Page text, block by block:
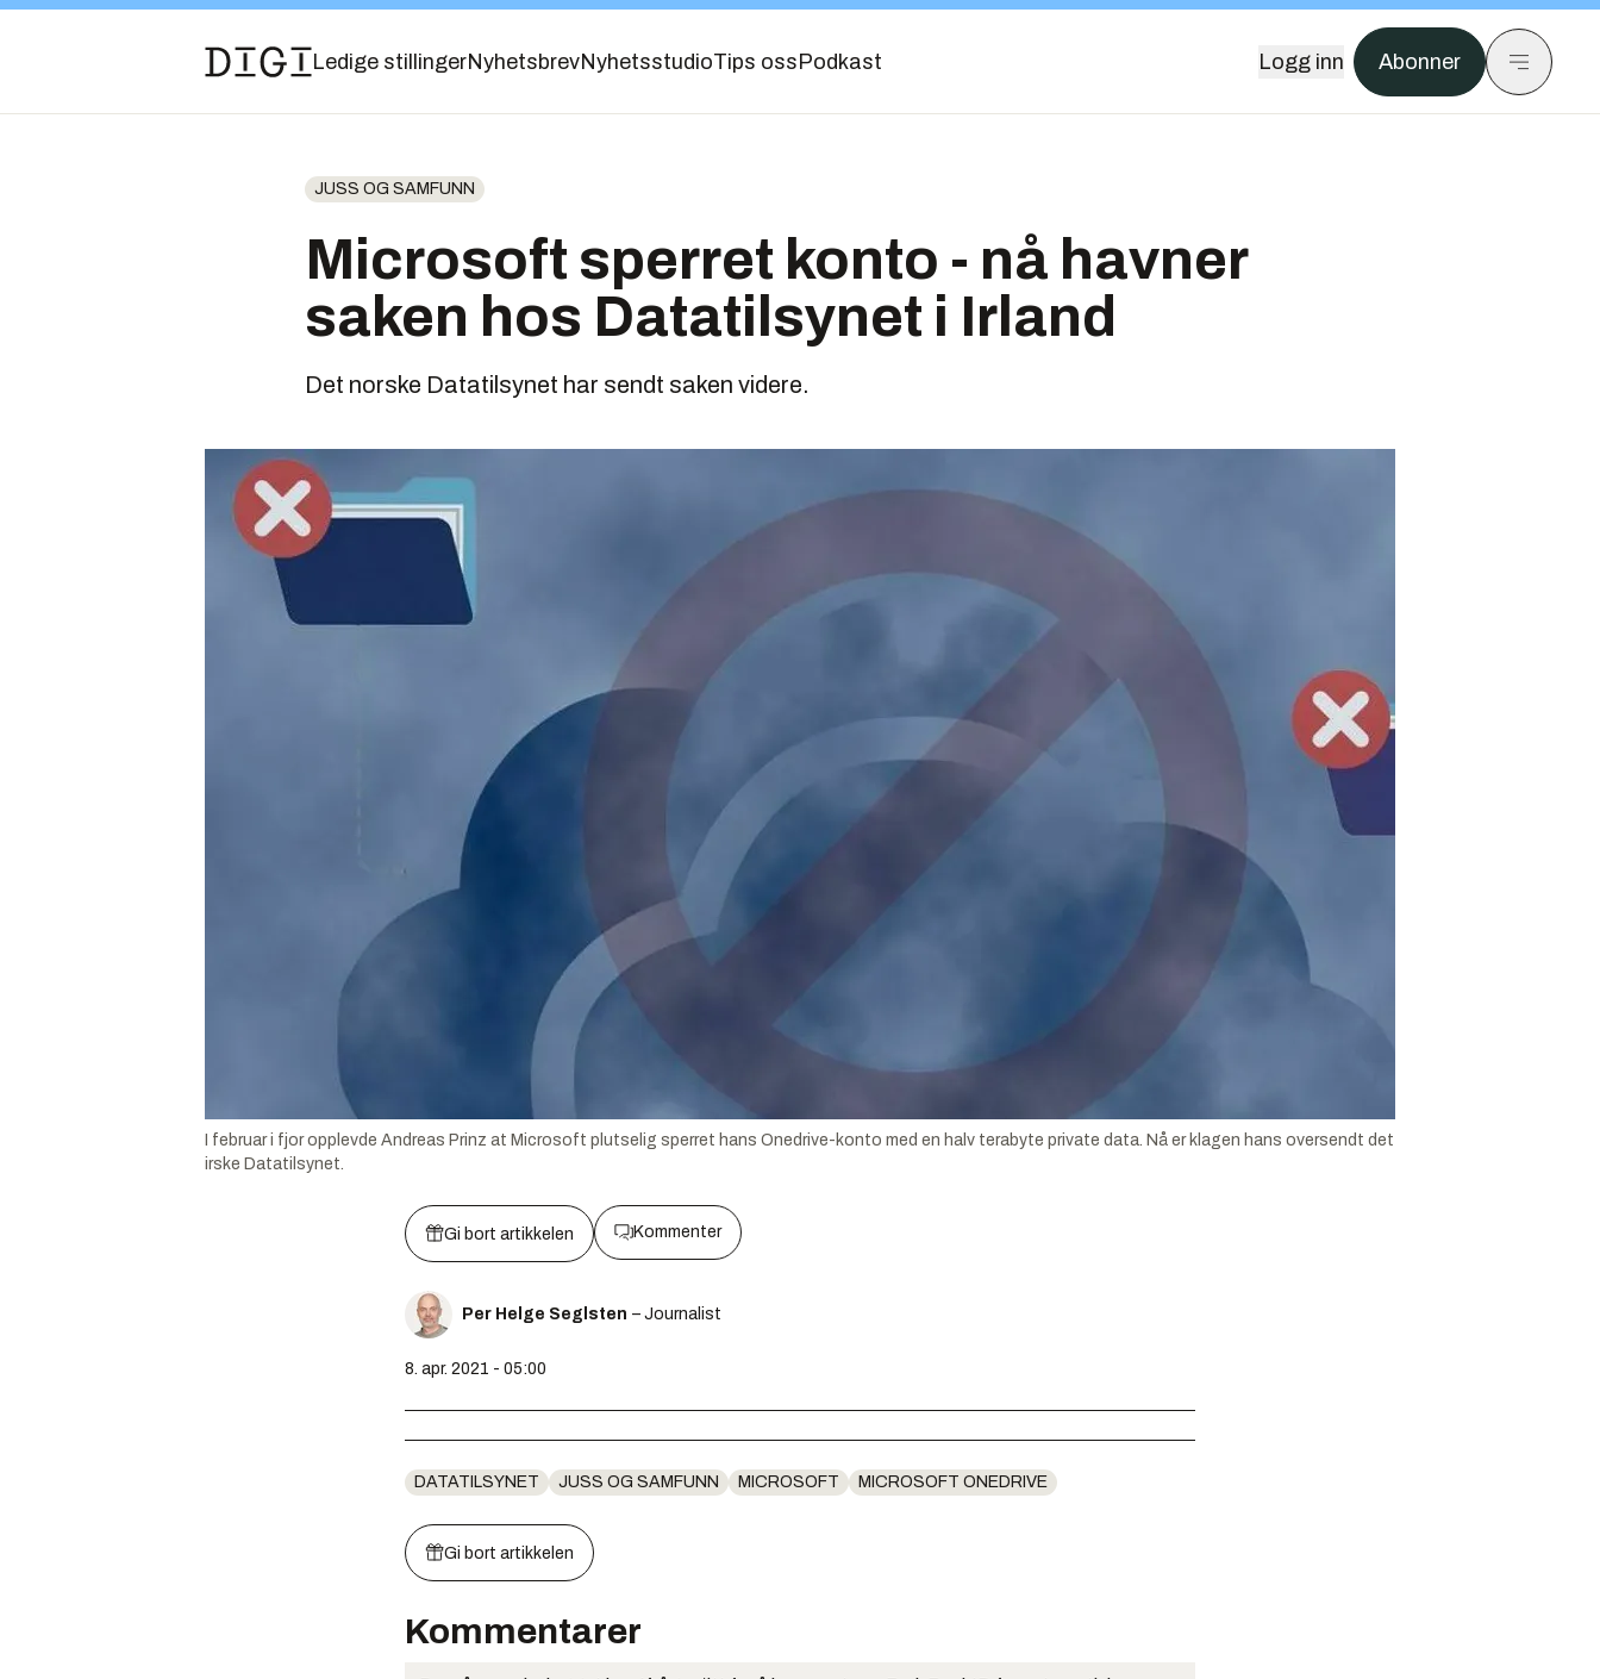
Ledige stillingerNyhetsbrevNyhetsstudioTips oss Podkast Logg inn Abonner
JUSS OG SAMFUNN
Microsoft sperret konto - nå havner
saken hos Datatilsynet i Irland
Det norske Datatilsynet har sendt saken videre.
I februar i fjor opplevde Andreas Prinz at Microsoft plutselig sperret hans Onedrive-konto med en halv terabyte private data. Nå er klagen hans oversendt det
irske Datatilsynet.
Gi bort artikkelen Kommenter
Per Helge Seglsten – Journalist
8. apr. 2021 - 05:00
DATATILSYNET JUSS OG SAMFUNN MICROSOFT MICROSOFT ONEDRIVE
Gi bort artikkelen
Kommentarer